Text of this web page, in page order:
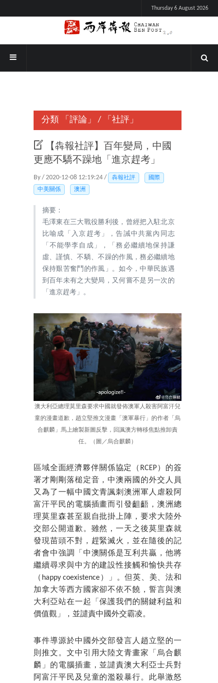
Thursday 6 August 2026
分類 「評論」 / 「社評」
【犇報社評】百年變局，中國
更應不驕不躁地「進京趕考」
By / 2020-12-08 12:19:24 / 犇報社評
國際
中美關係
澳洲
摘要：
毛澤東在三大戰役勝利後，曾經把入駐北京
比喻成「入京趕考」，告誡中共黨內同志
「不能學李自成」，「務必繼續地保持謙
虛、謹慎、不驕、不躁的作風，務必繼續地
保持艱苦奮鬥的作風」。如今，中華民族遇
到百年未有之大變局，又何嘗不是另一次的
「進京趕考」。
澳大利亞總理莫里森要求中國就發佈澳軍人殺害阿富汗兒
童的漫畫道歉，趙立堅推文漫畫「澳軍暴行」的作者「烏
合麒麟」馬上繪製新圖反擊，回諷澳方轉移焦點推卸責
任。（圖／烏合麒麟）
區域全面經濟夥伴關係協定（RCEP）的簽
署才剛剛落槌定音，中澳兩國的外交人員
又為了一幅中國文青諷刺澳洲軍人虐殺阿
富汗平民的電腦插畫而引發齟齬，澳洲總
理莫里森甚至親自批掛上陣，要求大陸外
交部公開道歉。雖然，一天之後莫里森就
發現苗頭不對，趕緊滅火，並在隨後的記
者會中強調「中澳關係是互利共贏，他將
繼續尋求與中方的建設性接觸和愉快共存
（happy coexistence）」。但英、美、法和
加拿大等西方國家卻不依不饒，誓言與澳
大利亞站在一起「保護我們的關鍵利益和
價值觀」，並譴責中國外交霸凌。
事件導源於中國外交部發言人趙立堅的一
則推文。文中引用大陸文青畫家「烏合麒
麟」的電腦插畫，並譴責澳大利亞士兵對
阿富汗平民及兒童的濫殺暴行。此舉激怒